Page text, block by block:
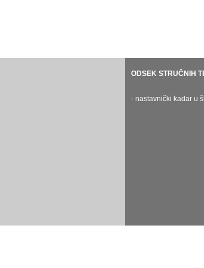
- nastavnički kadar u školskoj 2024/25.
ODSEK GITARE
ODSEK
- nastavnički
ODSEK STRUČNIH
- nastavnički kadar u